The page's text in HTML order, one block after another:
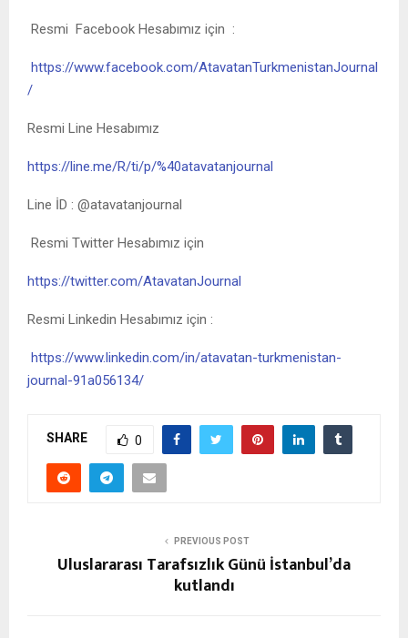
Resmi Facebook Hesabımız için :
https://www.facebook.com/AtavatanTurkmenistanJournal
/
Resmi Line Hesabımız
https://line.me/R/ti/p/%40atavatanjournal
Line İD : @atavatanjournal
Resmi Twitter Hesabımız için
https://twitter.com/AtavatanJournal
Resmi Linkedin Hesabımız için :
https://www.linkedin.com/in/atavatan-turkmenistan-
journal-91a056134/
SHARE 0
PREVIOUS POST
Uluslararası Tarafsızlık Günü İstanbul’da
kutlandı